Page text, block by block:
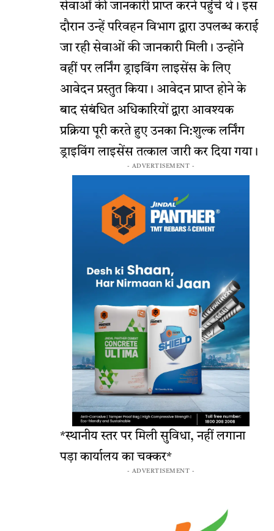
सेवाओं की जानकारी प्राप्त करने पहुंचे थे। इस
दौरान उन्हें परिवहन विभाग द्वारा उपलब्ध कराई
जा रही सेवाओं की जानकारी मिली। उन्होंने
वहीं पर लर्निंग ड्राइविंग लाइसेंस के लिए
आवेदन प्रस्तुत किया। आवेदन प्राप्त होने के
बाद संबंधित अधिकारियों द्वारा आवश्यक
प्रक्रिया पूरी करते हुए उनका नि:शुल्क लर्निंग
ड्राइविंग लाइसेंस तत्काल जारी कर दिया गया।
- ADVERTISEMENT -
*स्थानीय स्तर पर मिली सुविधा, नहीं लगाना
पड़ा कार्यालय का चक्कर*
- ADVERTISEMENT -